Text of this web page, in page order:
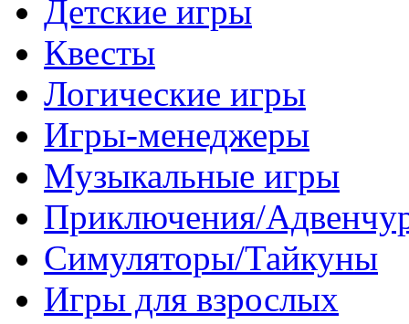
Детские игры
Квесты
Логические игры
Игры-менеджеры
Музыкальные игры
Приключения/
Симуляторы/Тайкуны
Игры для взрослых